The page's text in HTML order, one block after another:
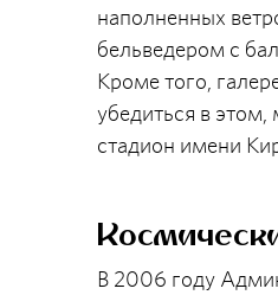
наполненных
бельведером с
Кроме того,
убедиться в
стадион имени
В 2006 году